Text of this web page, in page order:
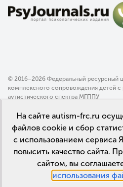
© 2016–2026 Федеральный ресурсный
комплексного сопровождения детей с
аутистического спектра МГППУ
Политика конфиденциальности
Пользовательское соглашение
На сайте autism-frc.ru
файлов cookie и сбор
с использованием сервиса
повысить качество сайта.
сайтом, вы
использования